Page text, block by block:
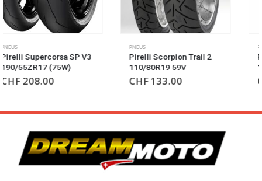
Pirelli Scorpion Trail 2
110/80R19 59V
CHF133.00
Pirelli Supercorsa SP V3
180/60ZR17 (75W)
CHF190.00